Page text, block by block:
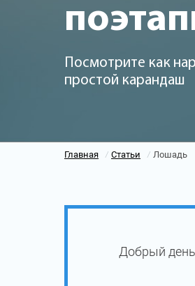
Посмотрите как
простой карандаш
Главная / Статьи / Лошадь
Добрый